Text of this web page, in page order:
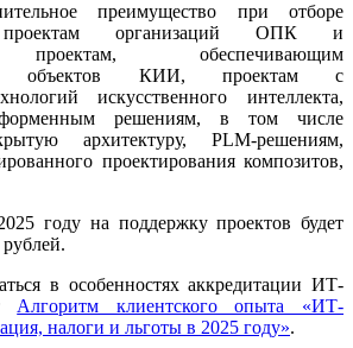
преимущество при отборе
проектам организаций ОПК и
проектам, обеспечивающим
объектов КИИ, проектам с
искусственного интеллекта,
решениям, в том числе
архитектуру, PLM-решениям,
проектирования композитов,
году на поддержку проектов будет
в особенностях аккредитации ИТ-
Алгоритм клиентского опыта «ИТ-
налоги и льготы в 2025 году».